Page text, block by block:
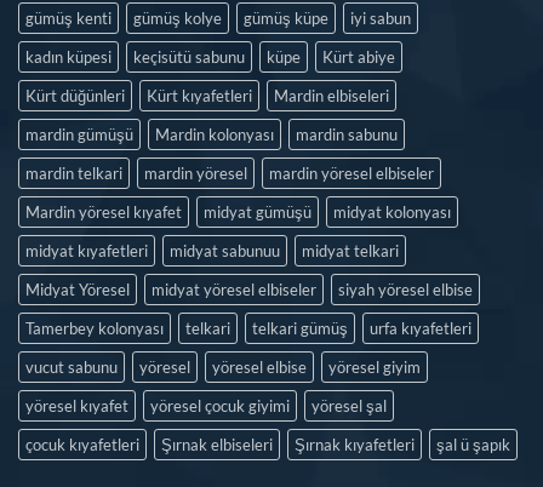
gümüş kenti
gümüş kolye gümüş küpe
iyi sabun
kadın küpesi
keçisütü sabunu küpe
Kürt abiye
Kürt düğünleri
Kürt kıyafetleri
Mardin elbiseleri
mardin gümüşü
Mardin kolonyası
mardin sabunu
mardin telkari
mardin yöresel
mardin yöresel elbiseler
Mardin yöresel kıyafet
midyat gümüşü
midyat kolonyası
midyat kıyafetleri
midyat sabunuu
midyat telkari
Midyat Yöresel
midyat yöresel elbiseler
siyah yöresel elbise
Tamerbey kolonyası
telkari telkari gümüş
urfa kıyafetleri
vucut sabunu
yöresel yöresel elbise
yöresel giyim
yöresel kıyafet
yöresel çocuk giyimi
yöresel şal
çocuk kıyafetleri
Şırnak elbiseleri Şırnak kıyafetleri şal ü şapık